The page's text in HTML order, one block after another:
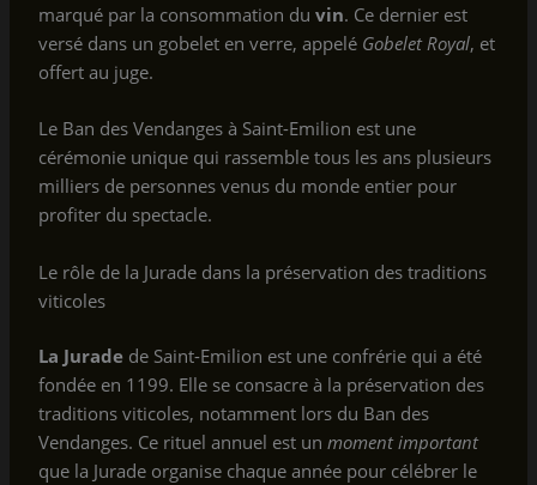
marqué par la consommation du vin. Ce dernier est
versé dans un gobelet en verre, appelé Gobelet Royal, et
offert au juge.
Le Ban des Vendanges à Saint-Emilion est une
cérémonie unique qui rassemble tous les ans plusieurs
milliers de personnes venus du monde entier pour
profiter du spectacle.
Le rôle de la Jurade dans la préservation des traditions
viticoles
La Juradede Saint-Emilion est une confrérie qui a été
fondée en 1199. Elle se consacre à la préservation des
traditions viticoles, notamment lors du Ban des
Vendanges. Ce rituel annuel est un moment important
que la Jurade organise chaque année pour célébrer le